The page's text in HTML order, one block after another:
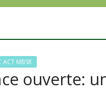
MBSR
ouverte: